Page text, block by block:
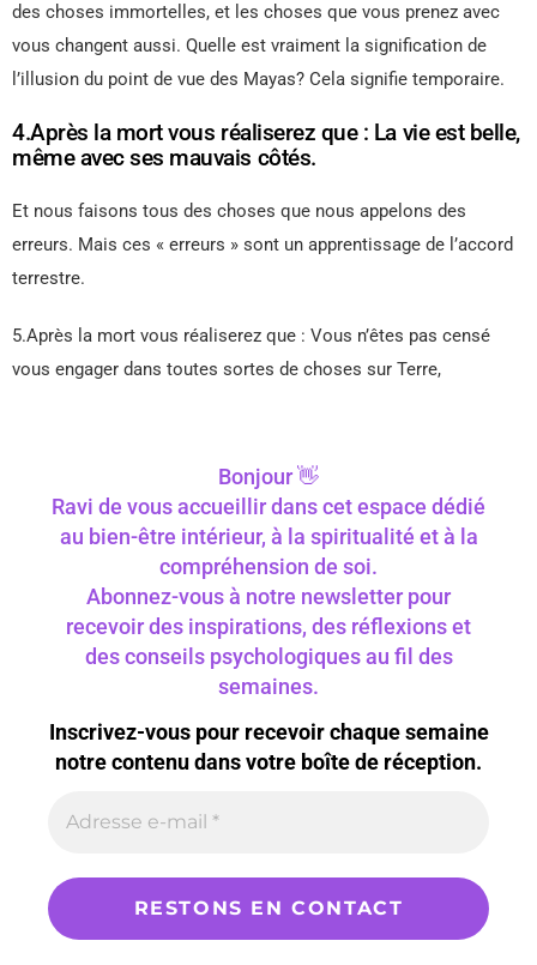
des choses immortelles, et les choses que vous prenez avec
vous changent aussi. Quelle est vraiment la signification de
l’illusion du point de vue des Mayas? Cela signifie temporaire.
4.Après la mort vous réaliserez que : La vie est belle,
même avec ses mauvais côtés.
Et nous faisons tous des choses que nous appelons des
erreurs. Mais ces « erreurs » sont un apprentissage de l’accord
terrestre.
5.Après la mort vous réaliserez que : Vous n’êtes pas censé
vous engager dans toutes sortes de choses sur Terre,
Bonjour 👋
Ravi de vous accueillir dans cet espace dédié
au bien-être intérieur, à la spiritualité et à la
compréhension de soi.
Abonnez-vous à notre newsletter pour
recevoir des inspirations, des réflexions et
des conseils psychologiques au fil des
semaines.
Inscrivez-vous pour recevoir chaque semaine
notre contenu dans votre boîte de réception.